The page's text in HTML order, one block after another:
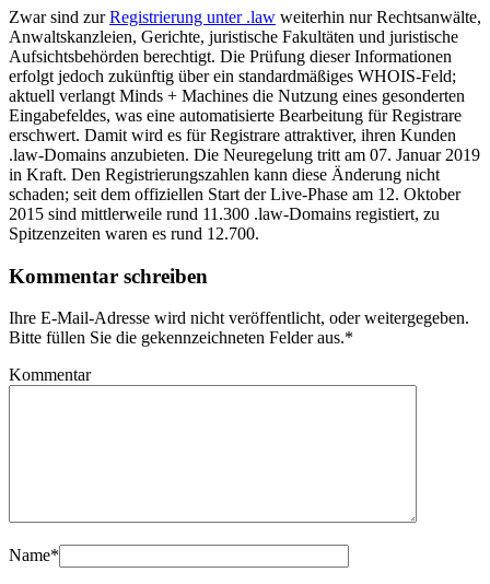
Zwar sind zurRegistrierung unter .law weiterhin nur Rechtsanwälte,
Anwaltskanzleien, Gerichte, juristische Fakultäten und juristische
Aufsichtsbehörden berechtigt. Die Prüfung dieser Informationen
erfolgt jedoch zukünftig über ein standardmäßiges WHOIS-Feld;
aktuell verlangt Minds + Machines die Nutzung eines gesonderten
Eingabefeldes, was eine automatisierte Bearbeitung für Registrare
erschwert. Damit wird es für Registrare attraktiver, ihren Kunden
.law-Domains anzubieten. Die Neuregelung tritt am 07. Januar 2019
in Kraft. Den Registrierungszahlen kann diese Änderung nicht
schaden; seit dem offiziellen Start der Live-Phase am 12. Oktober
2015 sind mittlerweile rund 11.300 .law-Domains registiert, zu
Spitzenzeiten waren es rund 12.700.
Kommentar schreiben
Ihre E-Mail-Adresse wird nicht veröffentlicht, oder weitergegeben.
Bitte füllen Sie die gekennzeichneten Felder aus.*
Kommentar
Name*